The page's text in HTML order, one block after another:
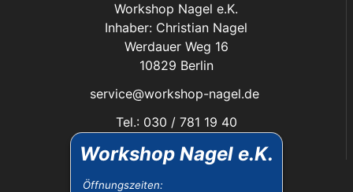
Workshop Nagel e.K.
Öffnungszeiten:
Workshop Nagel e.K.
Inhaber: Christian Nagel
Werdauer Weg 16
10829 Berlin
service@workshop-nagel.de
Tel.: 030 / 781 19 40
Das Unternehmen: